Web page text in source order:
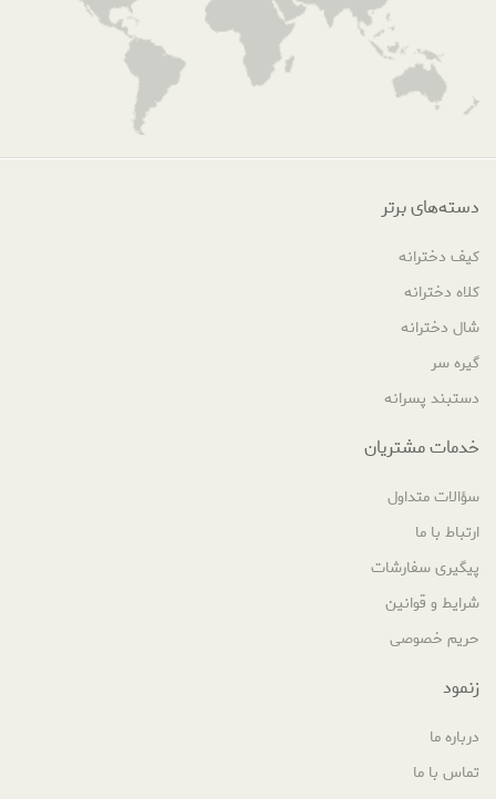
دسته‌های برتر
کیف دخترانه
کلاه دخترانه
شال دخترانه
گیره سر
دستبند پسرانه
خدمات مشتریان
سؤالات متداول
ارتباط با ما
پیگیری سفارشات
شرایط و قوانین
حریم خصوصی
زنمود
درباره ما
تماس با ما